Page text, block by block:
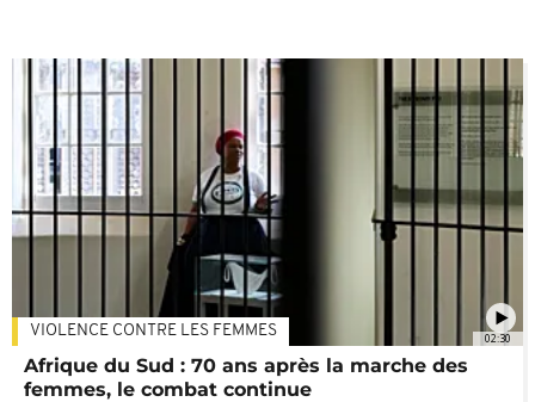
02:30
VIOLENCE CONTRE LES FEMMES
Afrique du Sud : 70 ans après la marche des
femmes, le combat continue